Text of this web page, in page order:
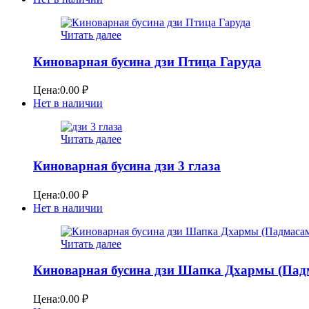
Читать далее
Киноварная бусина дзи Птица Гаруда
Цена:0.00 ₽
Нет в наличии
Читать далее
Киноварная бусина дзи 3 глаза
Цена:0.00 ₽
Нет в наличии
Читать далее
Киноварная бусина дзи Шапка Дхармы
Цена:0.00 ₽